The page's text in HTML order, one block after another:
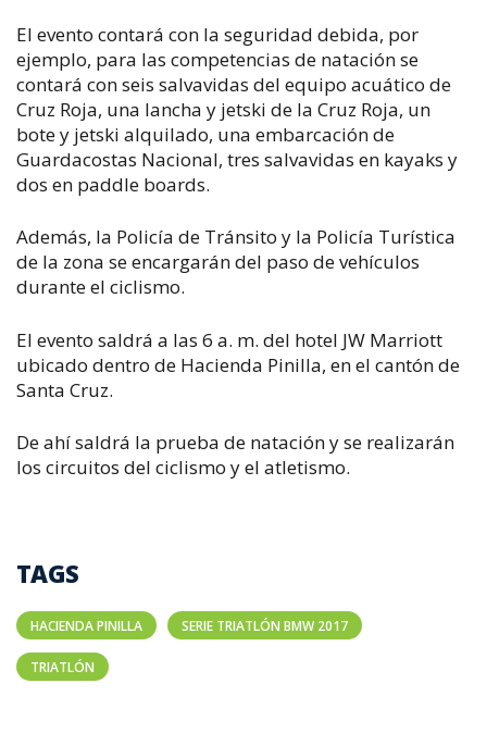
El evento contará con la seguridad debida, por
ejemplo, para las competencias de natación se
contará con seis salvavidas del equipo acuático de
Cruz Roja, una lancha y jetski de la Cruz Roja, un
bote y jetski alquilado, una embarcación de
Guardacostas Nacional, tres salvavidas en kayaks y
dos en paddle boards.
Además, la Policía de Tránsito y la Policía Turística
de la zona se encargarán del paso de vehículos
durante el ciclismo.
El evento saldrá a las 6 a. m. del hotel JW Marriott
ubicado dentro de Hacienda Pinilla, en el cantón de
Santa Cruz.
De ahí saldrá la prueba de natación y se realizarán
los circuitos del ciclismo y el atletismo.
TAGS
HACIENDA PINILLA SERIE TRIATLÓN BMW 2017
TRIATLÓN